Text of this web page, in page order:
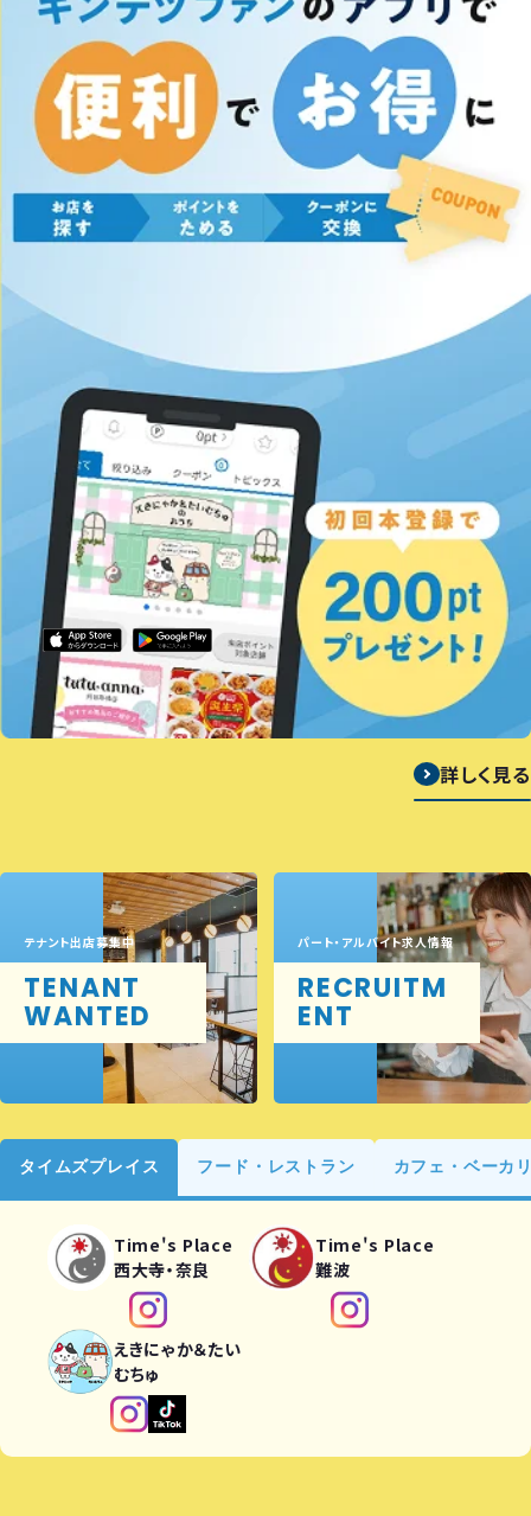
詳しく見る
テナント出店募集中
TENANT
WANTED
パート・アルバイト求人情報
RECRUITM
ENT
タイムズプレイス フード・レストラン カフェ・ベーカ
Time's Place
西大寺・奈良
Time's Place
難波
えきにゃか＆たい
むちゅ